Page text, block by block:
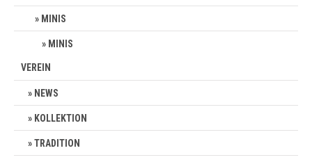
MINIS
MINIS
VEREIN
NEWS
KOLLEKTION
TRADITION